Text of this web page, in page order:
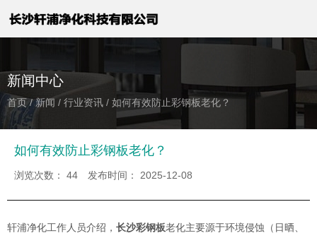
新闻中心
首页/新闻 / 行业资讯 / 如何有效防止彩钢板老化？
如何有效防止彩钢板老化？
浏览次数： 44 发布时间： 2025-12-08
轩浦净化工作人员介绍， 长沙彩钢板老化主要源于环境侵蚀（日晒、